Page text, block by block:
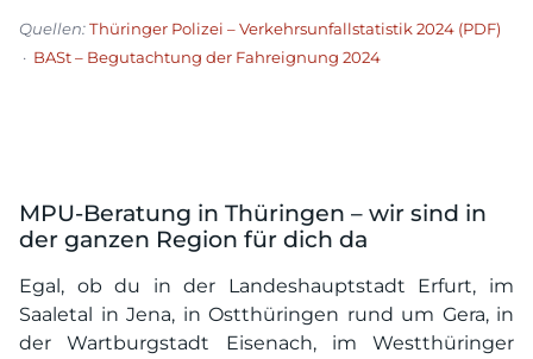
Quellen:Thüringer Polizei – Verkehrsunfallstatistik 2024 (PDF)
· BASt – Begutachtung der Fahreignung 2024
MPU-Beratung in Thüringen – wir sind in
der ganzen Region für dich da
Egal, ob du in der Landeshauptstadt Erfurt, im
Saaletal in Jena, in Ostthüringen rund um Gera, in
der Wartburgstadt Eisenach, im Westthüringer